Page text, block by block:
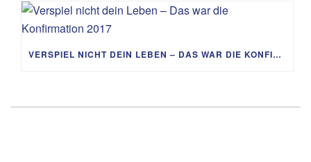
VERSPIEL NICHT DEIN LEBEN – DAS WAR DIE KONFIRMATION 2017